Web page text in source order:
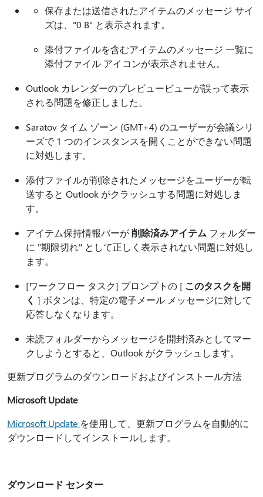
保存または送信されたアイテムのメッセージ サイ
ズは、"0 B" と表示されます。
添付ファイルを含むアイテムのメッセージ 一覧に
添付ファイル アイコンが表示されません。
Outlook カレンダーのプレビュービューが誤って表示
される問題を修正しました。
Saratov タイム ゾーン (GMT+4) のユーザーが会議シリ
ーズで 1 つのインスタンスを開くことができない問題
に対処します。
添付ファイルが削除されたメッセージをユーザーが転
送すると Outlook がクラッシュする問題に対処しま
す。
アイテム保持情報バーが削除済みアイテム フォルダー
に "期限切れ" として正しく表示されない問題に対処し
ます。
[ワークフロー タスク] プロンプトの [ このタスクを開
く ] ボタンは、特定の電子メール メッセージに対して
応答しなくなります。
未読フォルダーからメッセージを開封済みとしてマー
クしようとすると、Outlook がクラッシュします。
更新プログラムのダウンロードおよびインストール方法
Microsoft Update
Microsoft Update を使用して、更新プログラムを自動的に
ダウンロードしてインストールします。
ダウンロード センター